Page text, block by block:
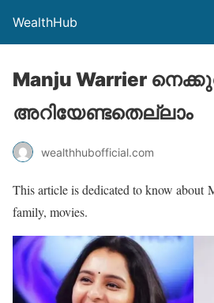
WealthHub
Manju Warrier
അറിയേണ്ടതെല്ലാം
wealthhubofficial.com
This article is dedicated to know about
family, movies.